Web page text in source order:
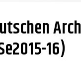
16)